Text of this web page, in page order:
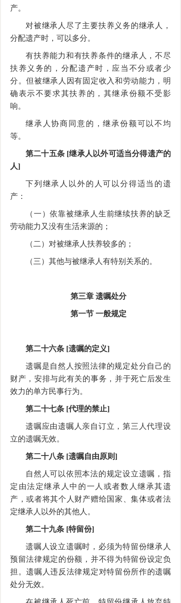
产。
对被继承人尽了主要扶养义务的继承人，
分配遗产时，可以多分。
有扶养能力和有扶养条件的继承人，不尽
扶养义务的，分配遗产时，应当不分或者少
分。但被继承人因有固定收入和劳动能力，明
确表示不要求其扶养的，其继承份额不受影
响。
继承人协商同意的，继承份额可以不均
等。
第二十五条 [继承人以外可适当分得遗产的
人]
下列继承人以外的人可以分得适当的遗
产：
（一）依靠被继承人生前继续扶养的缺乏
劳动能力又没有生活来源的；
（二）对被继承人扶养较多的；
（三）其他与被继承人有特别关系的。
第三章 遗嘱处分
第一节 一般规定
第二十六条 [遗嘱的定义]
遗嘱是自然人按照法律的规定处分自己的
财产，安排与此有关的事务，并于死亡后发生
效力的单方民事行为。
第二十七条 [代理的禁止]
遗嘱应由遗嘱人亲自订立，第三人代理设
立的遗嘱无效。
第二十八条 [遗嘱自由原则]
自然人可以依照本法的规定设立遗嘱，指
定由法定继承人中的一人或者数人继承其遗
产，或者将其个人财产赠给国家、集体或者法
定继承人以外的其他人。
第二十九条 [特留份]
遗嘱人设立遗嘱时，必须为特留份继承人
预留法律规定的份额，并不得为特留份设定负
担。遗嘱人违反法律规定对特留份所作的遗嘱
处分无效。